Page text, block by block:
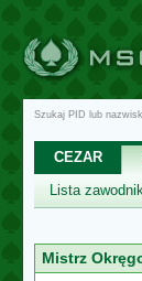
Szukaj PID lub
CEZAR
Lista
Mistrz